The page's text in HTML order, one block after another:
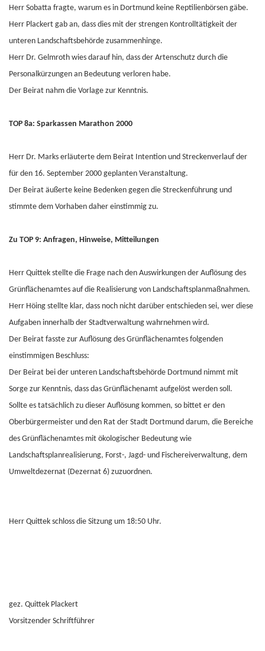
Herr Sobatta fragte, warum es in Dortmund keine Reptilienbörsen gäbe.
Herr Plackert gab an, dass dies mit der strengen Kontrolltätigkeit der
unteren Landschaftsbehörde zusammenhinge.
Herr Dr. Gelmroth wies darauf hin, dass der Artenschutz durch die
Personalkürzungen an Bedeutung verloren habe.
Der Beirat nahm die Vorlage zur Kenntnis.
TOP 8a: Sparkassen Marathon 2000
Herr Dr. Marks erläuterte dem Beirat Intention und Streckenverlauf der
für den 16. September 2000 geplanten Veranstaltung.
Der Beirat äußerte keine Bedenken gegen die Streckenführung und
stimmte dem Vorhaben daher einstimmig zu.
Zu TOP 9: Anfragen, Hinweise, Mitteilungen
Herr Quittek stellte die Frage nach den Auswirkungen der Auflösung des
Grünflächenamtes auf die Realisierung von Landschaftsplanmaßnahmen.
Herr Höing stellte klar, dass noch nicht darüber entschieden sei, wer diese
Aufgaben innerhalb der Stadtverwaltung wahrnehmen wird.
Der Beirat fasste zur Auflösung des Grünflächenamtes folgenden
einstimmigen Beschluss:
Der Beirat bei der unteren Landschaftsbehörde Dortmund nimmt mit
Sorge zur Kenntnis, dass das Grünflächenamt aufgelöst werden soll.
Sollte es tatsächlich zu dieser Auflösung kommen, so bittet er den
Oberbürgermeister und den Rat der Stadt Dortmund darum, die Bereiche
des Grünflächenamtes mit ökologischer Bedeutung wie
Landschaftsplanrealisierung, Forst-, Jagd- und Fischereiverwaltung, dem
Umweltdezernat (Dezernat 6) zuzuordnen.
Herr Quittek schloss die Sitzung um 18:50 Uhr.
gez. Quittek Plackert
Vorsitzender Schriftführer